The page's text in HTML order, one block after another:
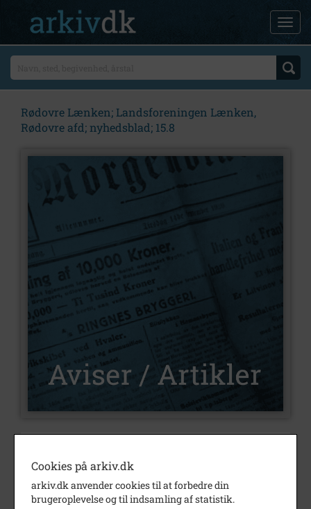
Rødovre Lænken; Landsforeningen Lænken,
Rødovre afd; nyhedsblad; 15.8
Type
Bemærkning
Cookies på arkiv.dk
arkiv.dk anvender cookies til at forbedre din
brugeroplevelse og til indsamling af statistik.